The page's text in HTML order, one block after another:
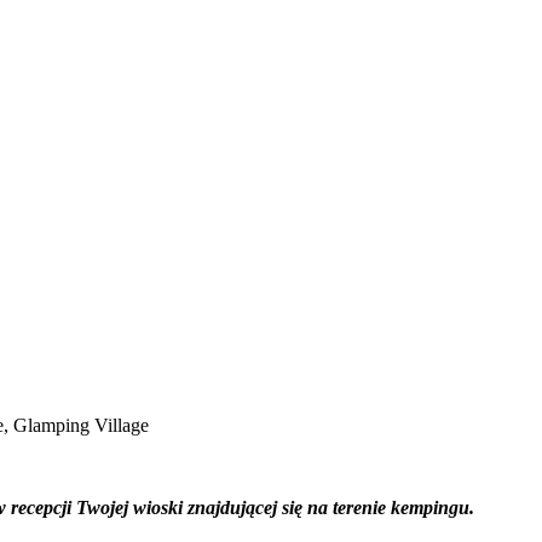
Glamping Village
recepcji Twojej wioski znajdującej się na terenie kempingu.